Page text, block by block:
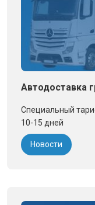
Автодоставка
Специальный
10-15 дней
Новости